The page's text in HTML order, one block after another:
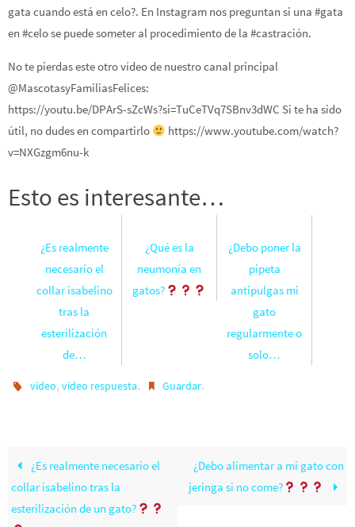
gata cuando está en celo?. En Instagram nos preguntan si una #gata
en #celo se puede someter al procedimiento de la #castración.
No te pierdas este otro vídeo de nuestro canal principal
@MascotasyFamiliasFelices:
https://youtu.be/DPArS-sZcWs?si=TuCeTVq7SBnv3dWC Si te ha sido
útil, no dudes en compartirlo
https://www.youtube.com/watch?
v=NXGzgm6nu-k
Esto es interesante…
¿Es realmente
necesario el
collar isabelino
tras la
esterilización
de…
¿Qué es la
neumonía en
gatos?
¿Debo poner la
pipeta
antipulgas mi
gato
regularmente o
solo…
vídeo,vídeo respuesta. Guardar.
¿Es realmente necesario el
collar isabelino tras la
esterilización de un gato?
¿Debo alimentar a mi gato con
jeringa si no come?